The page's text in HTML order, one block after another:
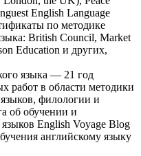
English Language
по методике
British Council, Market
Education и других,
языка — 21 год
работ в области методики
филологии и
об обучении и
English Voyage Blog
английскому языку